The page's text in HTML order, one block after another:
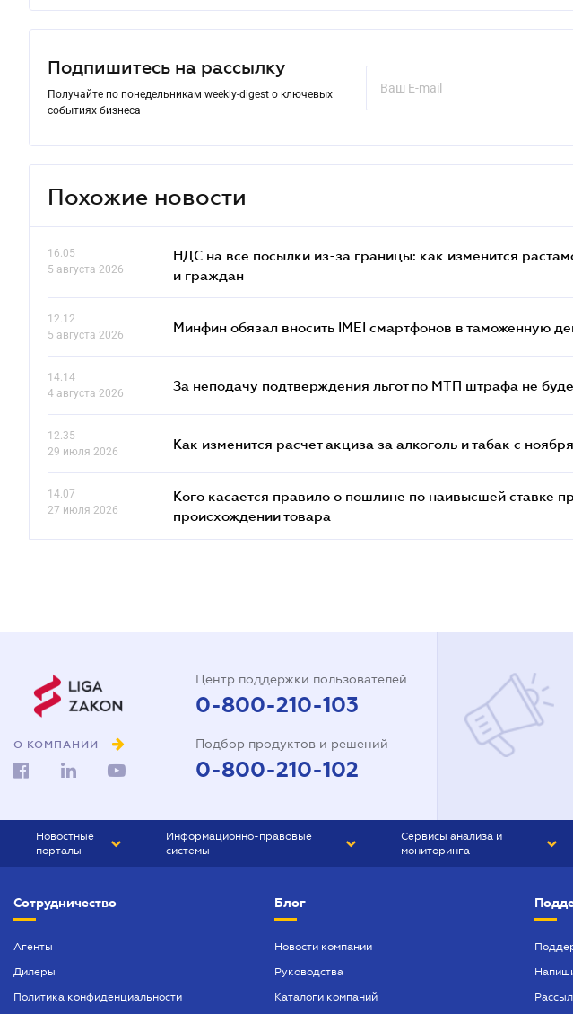
Подпишитесь на рассылку
Получайте по понедельникам weekly-digest о ключевых
событиях бизнеса
Похожие новости
16.05
5 августа 2026
НДС на все посылки из-за границы: как изменится
и граждан
12.12
5 августа 2026
Минфин обязал вносить IMEI смартфонов в таможенную
14.14
4 августа 2026
За неподачу подтверждения льгот по МТП штрафа не
12.35
29 июля 2026
Как изменится расчет акциза за алкоголь и табак с ноября
14.07
27 июля 2026
Кого касается правило о пошлине по наивысшей ставке
происхождении товара
О КОМПАНИИ
Центр поддержки пользователей
0-800-210-103
Подбор продуктов и решений
0-800-210-102
Новостные
порталы
БИЗНЕС
Информационно-правовые
системы
БУХГАЛТЕР ПРОФ
ЮРИСТ ПРОФ
Сервисы анализа и
мониторинга
Сотрудничество
Агенты
Дилеры
Политика конфиденциальности
Блог
Новости компании
Руководства
Каталоги компаний